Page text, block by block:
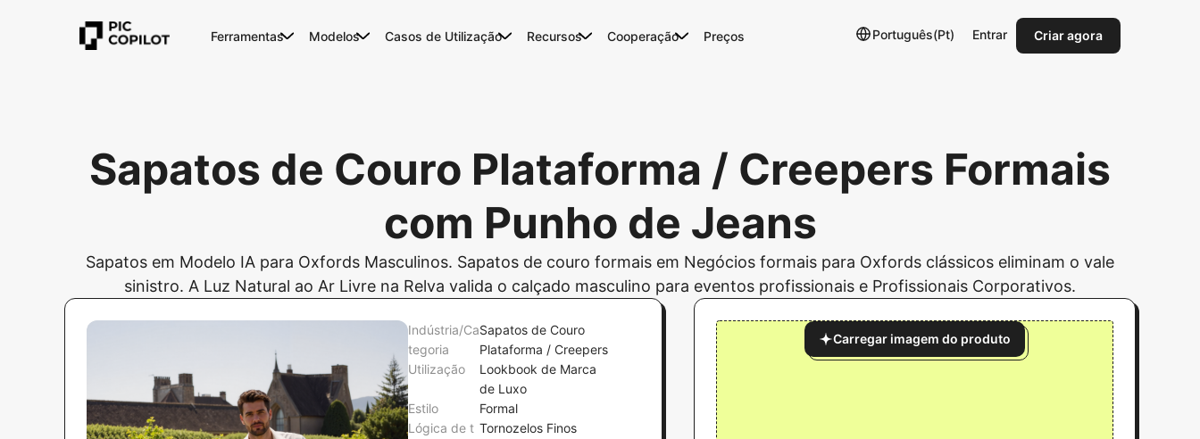
Ferramentas Modelos Casos de Utilização Recursos Cooperação Preços Português(Pt) Entrar Criar agora
Sapatos de Couro Plataforma / Creepers Formais
com Punho de Jeans
Sapatos em Modelo IA para Oxfords Masculinos. Sapatos de couro formais em Negócios formais para Oxfords clássicos eliminam o vale
sinistro. A Luz Natural ao Ar Livre na Relva valida o calçado masculino para eventos profissionais e Profissionais Corporativos.
Indústria/Ca
tegoria
Sapatos de Couro
Plataforma / Creepers
Utilização
Lookbook de Marca
de Luxo
Estilo
Formal
Lógica de t Tornozelos Finos
Carregar imagem do produto